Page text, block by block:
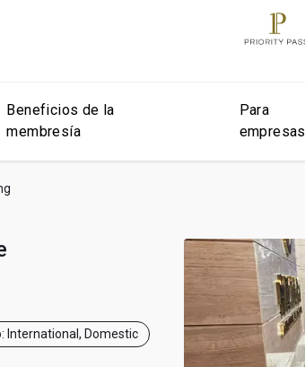
Beneficios de la
membresía
Para
empresas
International, Domestic